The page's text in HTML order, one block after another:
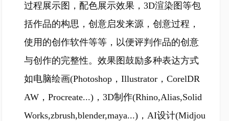
过程展示图，配色展示效果，3D渲染图等包
括作品的构思，创意启发来源，创意过程，
使用的创作软件等等，以便评判作品的创意
与创作的完整性。效果图鼓励多种表达方式
如电脑绘画(Photoshop，Illustrator，CorelDR
AW，Procreate...)，3D制作(Rhino,Alias,Solid
Works,zbrush,blender,maya...)，AI设计(Midjou